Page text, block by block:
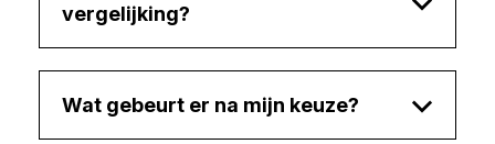
vergelijking?
Wat gebeurt er na mijn keuze?